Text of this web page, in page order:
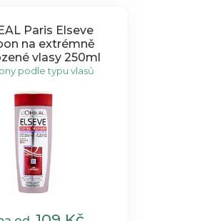
Paris Elseve
na extrémně
vlasy 250ml
podle typu vlasů